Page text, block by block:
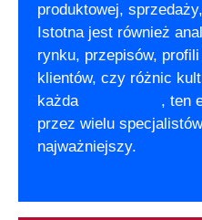
produktowej,
Istotna jest również
rynku, przepisów,
klientów, czy różnic
każda
, ten
przez wielu
najważniejszy.